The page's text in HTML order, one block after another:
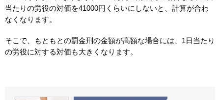
当たりの労役の対価を41000円くらいにしないと、計算が合わ
なくなります。
そこで、もともとの罰金刑の金額が高額な場合には、1日当たり
の労役に対する対価も大きくなります。